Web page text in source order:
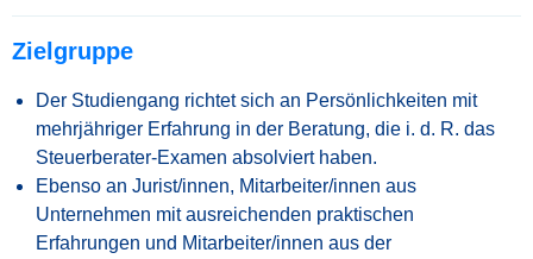
Zielgruppe
Der Studiengang richtet sich an Persönlichkeiten mit
mehrjähriger Erfahrung in der Beratung, die i. d. R. das
Steuerberater-Examen absolviert haben.
Ebenso an Jurist/innen, Mitarbeiter/innen aus
Unternehmen mit ausreichenden praktischen
Erfahrungen und Mitarbeiter/innen aus der